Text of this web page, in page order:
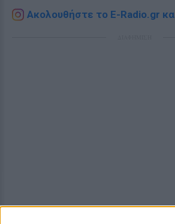
Ακολουθήστε το E-Radio.gr